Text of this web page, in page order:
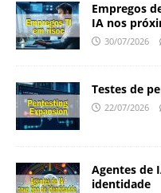
Empregos
IA nos
30/07/2026
Testes de
22/07/2026
Agentes de
identidade